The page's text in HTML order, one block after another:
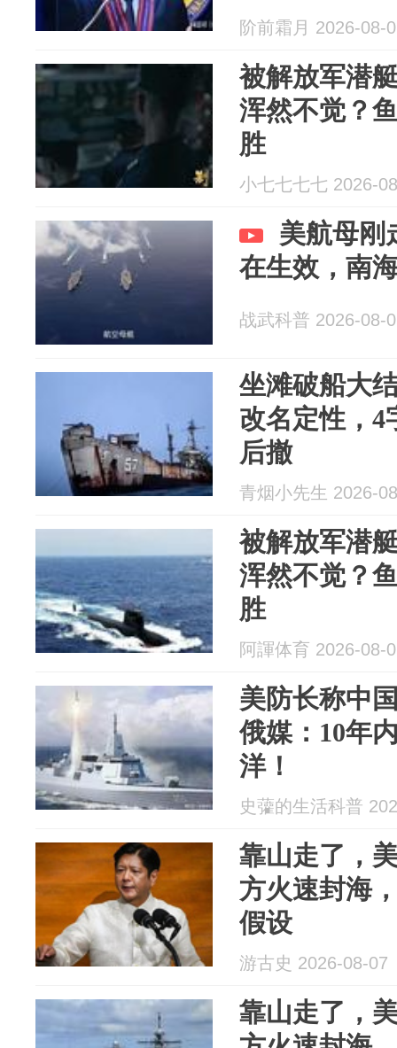
阶前霜月 2026-08-
被解放军潜
浑然不觉？
胜
小七七七七 2026-
美航母刚
在生效，南
战武科普 2026-08-
坐滩破船大
改名定性，4
后撤
青烟小先生 2026-
被解放军潜
浑然不觉？
胜
阿諢体育 2026-08-
美防长称中
俄媒：10年
洋！
史虇的生活科普
靠山走了，
方火速封海
假设
游古史 2026-08-07
靠山走了，